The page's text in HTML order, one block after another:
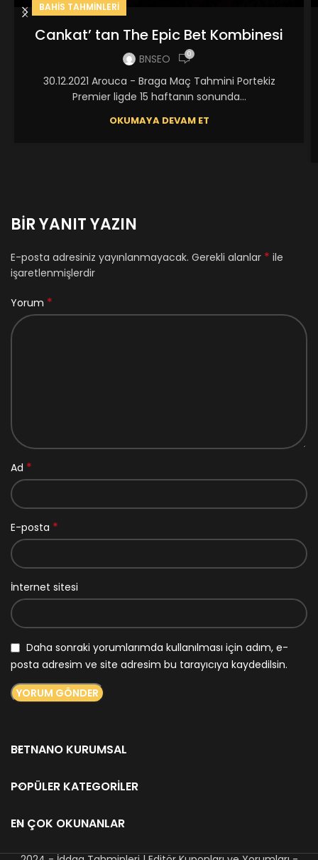
BAHIS TAHMINLERI
Cankat’ tan The Epic Bet Kombinesi
BNSEO 0
30.12.2021 Arouca - Braga Maç Tahmini Portekiz
Premier ligde 15 haftanın sonunda...
OKUMAYA DEVAM ET
BIR YANIT YAZIN
E-posta adresiniz yayınlanmayacak. Gerekli alanlar * ile
işaretlenmişlerdir
Yorum *
Ad *
E-posta *
İnternet sitesi
Daha sonraki yorumlarımda kullanılması için adım, e-
posta adresim ve site adresim bu tarayıcıya kaydedilsin.
BETNANO KURUMSAL
POPÜLER KATEGORILER
EN ÇOK OKUNANLAR